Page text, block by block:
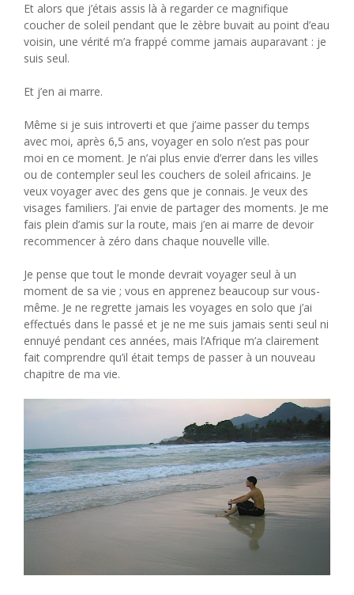
Et alors que j’étais assis là à regarder ce magnifique
coucher de soleil pendant que le zèbre buvait au point d’eau
voisin, une vérité m’a frappé comme jamais auparavant : je
suis seul.
Et j’en ai marre.
Même si je suis introverti et que j’aime passer du temps
avec moi, après 6,5 ans, voyager en solo n’est pas pour
moi en ce moment. Je n’ai plus envie d’errer dans les villes
ou de contempler seul les couchers de soleil africains. Je
veux voyager avec des gens que je connais. Je veux des
visages familiers. J’ai envie de partager des moments. Je me
fais plein d’amis sur la route, mais j’en ai marre de devoir
recommencer à zéro dans chaque nouvelle ville.
Je pense que tout le monde devrait voyager seul à un
moment de sa vie ; vous en apprenez beaucoup sur vous-
même. Je ne regrette jamais les voyages en solo que j’ai
effectués dans le passé et je ne me suis jamais senti seul ni
ennuyé pendant ces années, mais l’Afrique m’a clairement
fait comprendre qu’il était temps de passer à un nouveau
chapitre de ma vie.